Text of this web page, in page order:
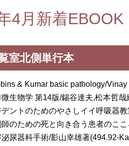
4月新着EBOOK
室北側単行本
& Kumar basic pathology/
生物学 第14版/錫谷達夫,松本哲
デントのためのやさしイイ呼吸器
のための死と向き合う患者のこ
泌尿器科手術/影山幸雄著(494.92-